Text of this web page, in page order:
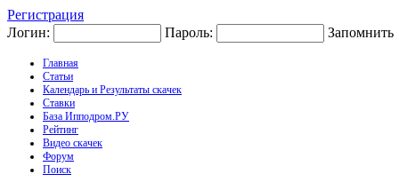
Регистрация
Логин:
Пароль: Запомнить
Главная
Статьи
Календарь и Результаты скачек
Ставки
База Ипподром.РУ
Рейтинг
Видео скачек
Форум
Поиск